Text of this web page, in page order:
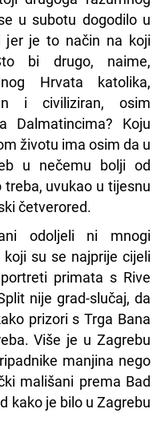
u subotu dogodilo u
jer je to način na koji
bi drugo, naime,
Hrvata katolika,
i civiliziran, osim
Dalmatincima? Koju
životu ima osim da u
u nečemu bolji od
uvukao u tijesnu
četverored.
odoljeli ni mnogi
su se najprije cijeli
primata s Rive
nije grad-slučaj, da
prizori s Trga Bana
Više je u Zagrebu
manjina nego
mališani prema Bad
kako je bilo u Zagrebu